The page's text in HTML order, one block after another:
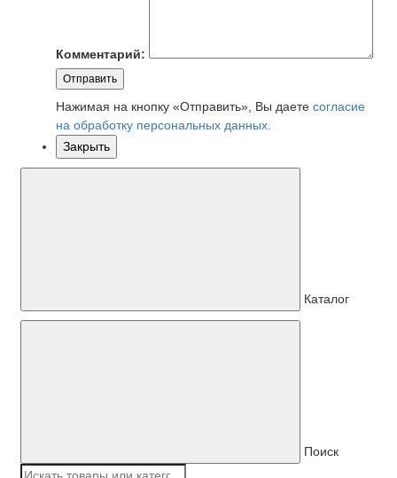
Комментарий:
Отправить
Нажимая на кнопку «Отправить», Вы даете согласие
на обработку персональных данных.
Закрыть
Каталог
Поиск